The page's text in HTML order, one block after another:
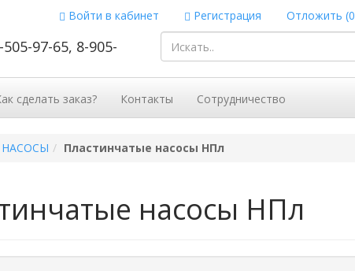
Войти в кабинет Регистрация Отложить (0
97-65, 8-905-
сделать заказ? Контакты Сотрудничество
НАСОСЫ Пластинчатые насосы НПл
насосы НПл